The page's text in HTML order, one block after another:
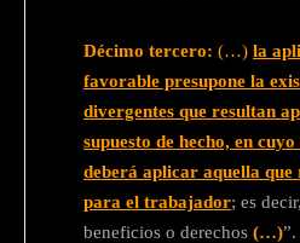
Décimo tercero: (…) la
favorable presupone la
divergentes que resultan
supuesto de hecho, en
deberá aplicar aquella
para el trabajador; es
beneficios o derechos (…)”.